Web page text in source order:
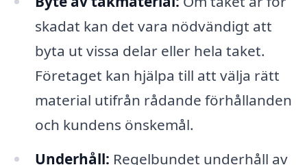
skadat kan det vara nödvändigt att
byta ut vissa delar eller hela taket.
Företaget kan hjälpa till att välja rätt
material utifrån rådande förhållanden
och kundens önskemål.
Underhåll: Regelbundet underhåll av